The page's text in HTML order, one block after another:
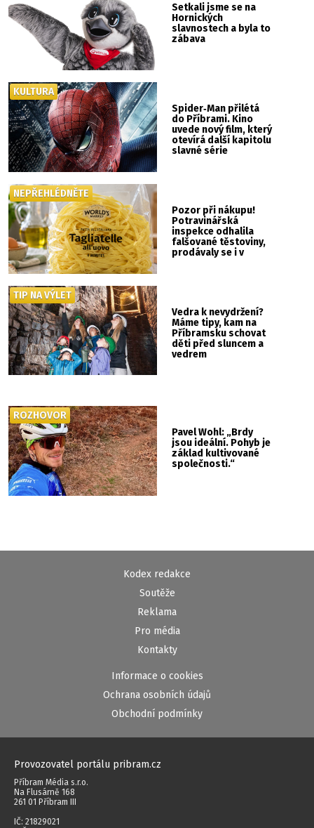
Setkali jsme se na
Hornických
slavnostech a byla to
zábava
Spider‑Man přilétá
do Příbrami. Kino
uvede nový film, který
otevírá další kapitolu
slavné série
KULTURA
Pozor při nákupu!
Potravinářská
inspekce odhalila
falšované těstoviny,
prodávaly se i v
NEPŘEHLÉDNĚTE
Vedra k nevydržení?
Máme tipy, kam na
Příbramsku schovat
děti před sluncem a
vedrem
TIP NA VÝLET
Pavel Wohl: „Brdy
jsou ideální. Pohyb je
základ kultivované
společnosti.“
ROZHOVOR
Kodex redakce
Soutěže
Reklama
Pro média
Kontakty
Informace o cookies
Ochrana osobních údajů
Obchodní podmínky
Provozovatel portálu pribram.cz
Příbram Média s.r.o.
Na Flusárně 168
261 01 Příbram III
IČ: 21829021